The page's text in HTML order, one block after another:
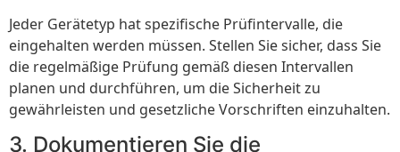
Jeder Gerätetyp hat spezifische Prüfintervalle, die
eingehalten werden müssen. Stellen Sie sicher, dass Sie
die regelmäßige Prüfung gemäß diesen Intervallen
planen und durchführen, um die Sicherheit zu
gewährleisten und gesetzliche Vorschriften einzuhalten.
3. Dokumentieren Sie die